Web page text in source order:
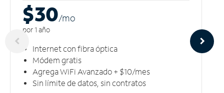
$30/mo
por 1 año
Internet con fibra óptica
Módem gratis
Agrega WiFi Avanzado + $10/mes
Sin límite de datos, sin contratos